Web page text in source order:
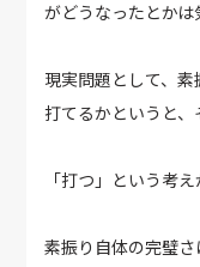
がどうなったとかは
現実問題として、
打てるかというと、
「打つ」という考
素振り自体の完璧